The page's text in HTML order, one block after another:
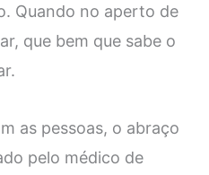
Quando no aperto de
que bem que sabe o
as pessoas, o abraço
pelo médico de